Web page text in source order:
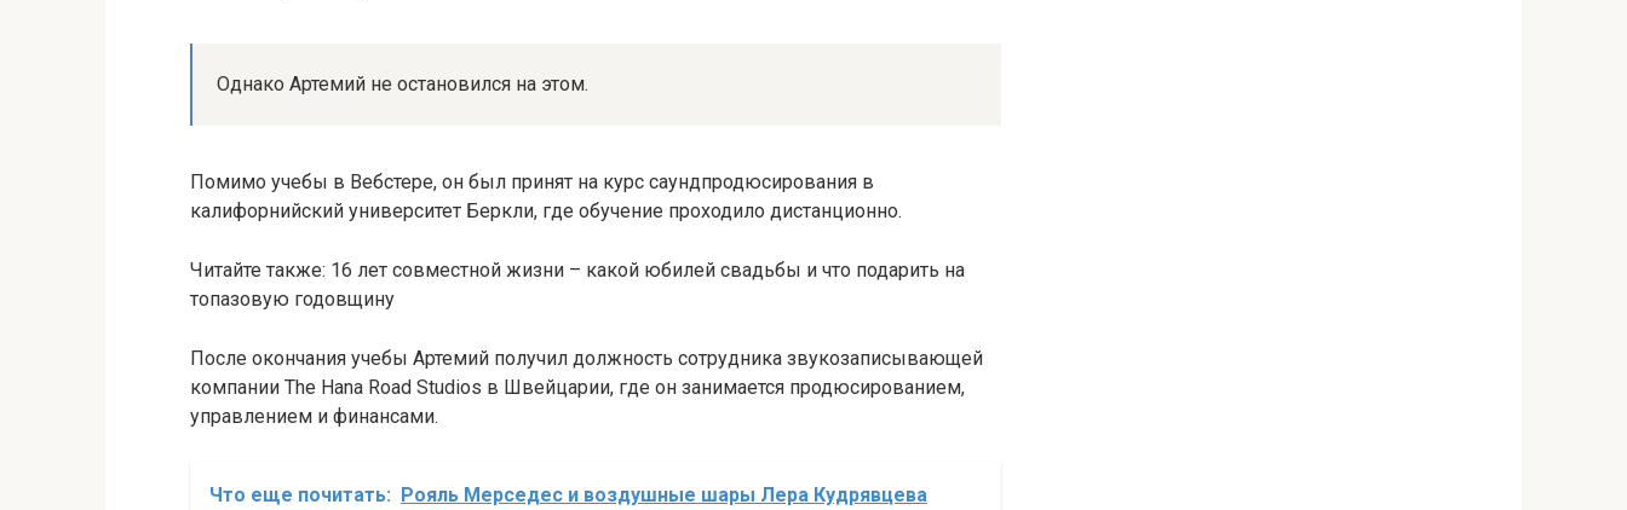
Однако Артемий не остановился на этом.
Помимо учебы в Вебстере, он был принят на курс саундпродюсирования в
калифорнийский университет Беркли, где обучение проходило дистанционно.
Читайте также: 16 лет совместной жизни – какой юбилей свадьбы и что подарить на
топазовую годовщину
После окончания учебы Артемий получил должность сотрудника звукозаписывающей
компании The Hana Road Studios в Швейцарии, где он занимается продюсированием,
управлением и финансами.
Что еще почитать: Рояль Мерседес и воздушные шары Лера Кудрявцева